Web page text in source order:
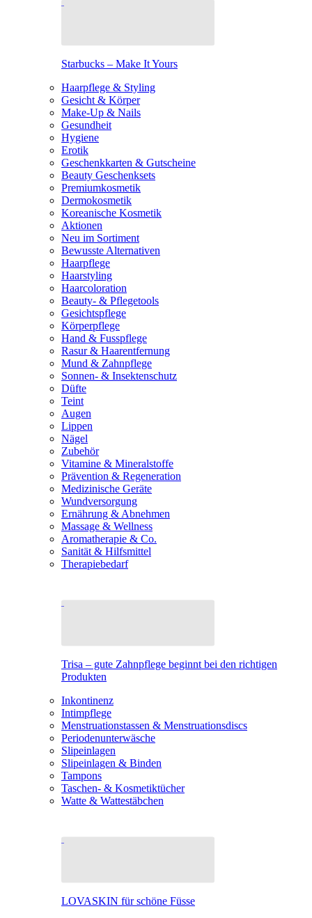
Starbucks – Make It Yours
Haarpflege & Styling
Gesicht & Körper
Make-Up & Nails
Gesundheit
Hygiene
Erotik
Geschenkkarten & Gutscheine
Beauty Geschenksets
Premiumkosmetik
Dermokosmetik
Koreanische Kosmetik
Aktionen
Neu im Sortiment
Bewusste Alternativen
Haarpflege
Haarstyling
Haarcoloration
Beauty- & Pflegetools
Gesichtspflege
Körperpflege
Hand & Fusspflege
Rasur & Haarentfernung
Mund & Zahnpflege
Sonnen- & Insektenschutz
Düfte
Teint
Augen
Lippen
Nägel
Zubehör
Vitamine & Mineralstoffe
Prävention & Regeneration
Medizinische Geräte
Wundversorgung
Ernährung & Abnehmen
Massage & Wellness
Aromatherapie & Co.
Sanität & Hilfsmittel
Therapiebedarf
Trisa – gute Zahnpflege beginnt bei den richtigen
Produkten
Inkontinenz
Intimpflege
Menstruationstassen & Menstruationsdiscs
Periodenunterwäsche
Slipeinlagen
Slipeinlagen & Binden
Tampons
Taschen- & Kosmetiktücher
Watte & Wattestäbchen
LOVASKIN für schöne Füsse